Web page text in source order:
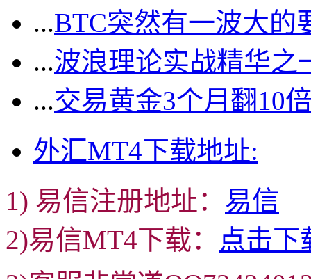
...BTC突然有一波大的
...波浪理论实战精华
...交易黄金3个月翻10
外汇MT4下载地址:
1) 易信注册地址： 易信
2)易信MT4下载： 点击下